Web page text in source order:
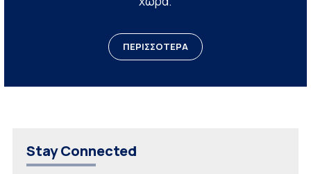
ΠΕΡΙΣΣΟΤΕΡΑ
Stay Connected